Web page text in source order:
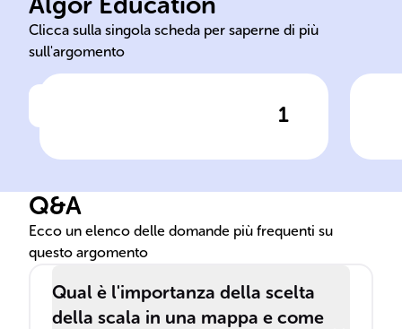
Clicca sulla singola scheda per saperne di più
sull'argomento
1
che si dedica alla
carte geografiche.
cartografia
Q&A
Ecco un elenco delle domande più frequenti su
questo argomento
Qual è l'importanza della scelta
della scala in una mappa e come